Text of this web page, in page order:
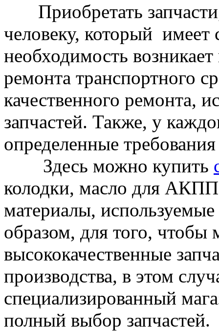
Приобретать
человеку, который имеет
необходимость
ремонта транспортного
качественного ремонта,
запчастей. Также, у
определенные
Здесь можно купить
колодки, масло для
материалы,
образом, для того,
высококачественные
производства, в этом
специализированный
полный выбор запчастей.